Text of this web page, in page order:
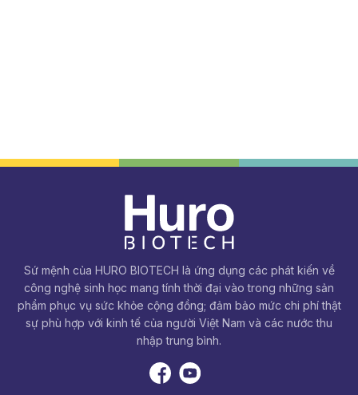
Sứ mệnh của HURO BIOTECH là ứng dụng các phát kiến về
công nghệ sinh học mang tính thời đại vào trong những sản
phẩm phục vụ sức khỏe cộng đồng; đảm bảo mức chi phí thật
sự phù hợp với kinh tế của người Việt Nam và các nước thu
nhập trung bình.